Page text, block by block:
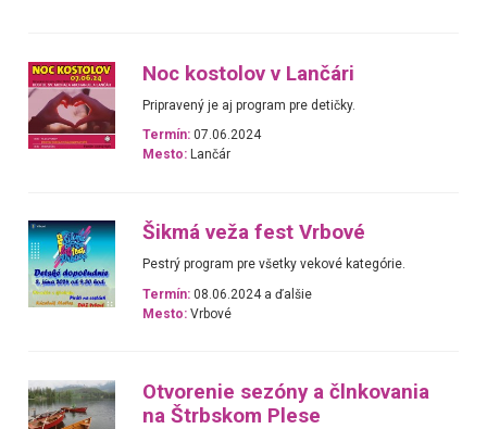
Noc kostolov v Lančári
Pripravený je aj program pre detičky.
Termín: 07.06.2024
Mesto: Lančár
Šikmá veža fest Vrbové
Pestrý program pre všetky vekové kategórie.
Termín: 08.06.2024 a ďalšie
Mesto: Vrbové
Otvorenie sezóny a člnkovania
na Štrbskom Plese